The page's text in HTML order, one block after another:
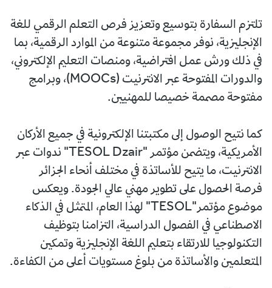
تلتزم السفارة بتوسيع وتعزيز فرص التعلم الرقمي للغة
الإنجليزية، نوفر مجموعة متنوعة من الموارد الرقمية، بما
في ذلك ورش عمل افتراضية، ومنصات التعليم الإلكتروني،
والدورات المفتوحة عبر الانترنيت (MOOCs)، وبرامج
مفتوحة مصممة خصيصا للمهنيين.
كما نتيح الوصول إلى مكتبتنا الإلكترونية في جميع الأركان
الأمريكية، ويتضمن مؤتمر "TESOL Dzair" ندوات عبر
الانترنيت، ما يتيح للأساتذة في مختلف أنحاء الجزائر
فرصة الحصول على تطوير مهني عالي الجودة. ويعكس
موضوع مؤتمر"TESOL" لهذا العام، المتمثل في الذكاء
الاصطناعي في الفصول الدراسية، التزامنا بتوظيف
التكنولوجيا للارتقاء بتعليم اللغة الإنجليزية وتمكين
المتعلمين والأساتذة من بلوغ مستويات أعلى من الكفاءة.